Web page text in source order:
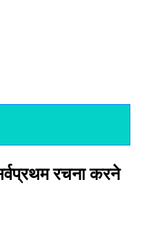
रचना करने